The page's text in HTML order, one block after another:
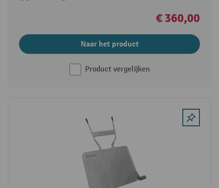
€ 360,00
Naar het product
Product vergelijken